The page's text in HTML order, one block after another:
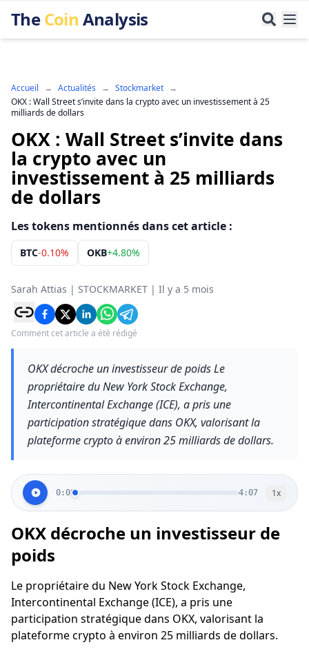
TheCoin Analysis
Accueil → Actualités → Stockmarket →
OKX : Wall Street s’invite dans la crypto avec un investissement à 25
milliards de dollars
OKX : Wall Street s’invite dans
la crypto avec un
investissement à 25 milliards
de dollars
Les tokens mentionnés dans cet article :
BTC-0.10% OKB+4.80%
Sarah Attias | STOCKMARKET | Il y a 5 mois
Comment cet article a été rédigé
OKX décroche un investisseur de poids Le
propriétaire du New York Stock Exchange,
Intercontinental Exchange (ICE), a pris une
participation stratégique dans OKX, valorisant la
plateforme crypto à environ 25 milliards de dollars.
0:00 4:07 1x
OKX décroche un investisseur de
poids
Le propriétaire du New York Stock Exchange,
Intercontinental Exchange (ICE), a pris une
participation stratégique dans OKX, valorisant la
plateforme crypto à environ 25 milliards de dollars.